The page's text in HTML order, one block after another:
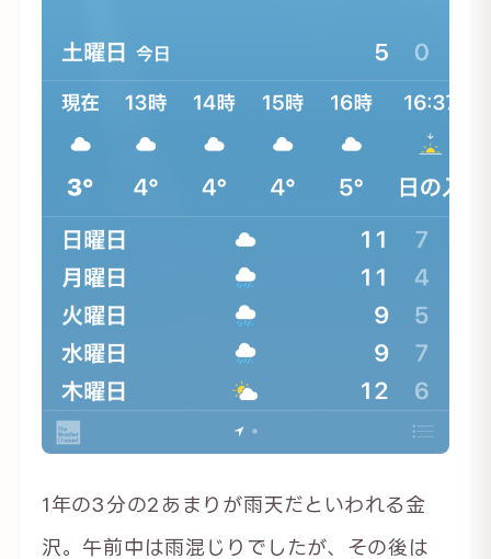
1年の3分の2あまりが雨天だといわれる金
沢。午前中は雨混じりでしたが、その後は